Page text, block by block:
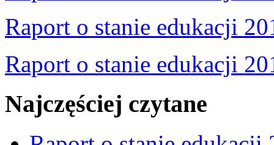
Raport o stanie edukacji
Raport o stanie edukacji
Najczęściej czytane